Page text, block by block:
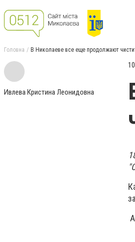
Головна В Николаеве все еще продолжают
Ивлева Кристина Леонидовна